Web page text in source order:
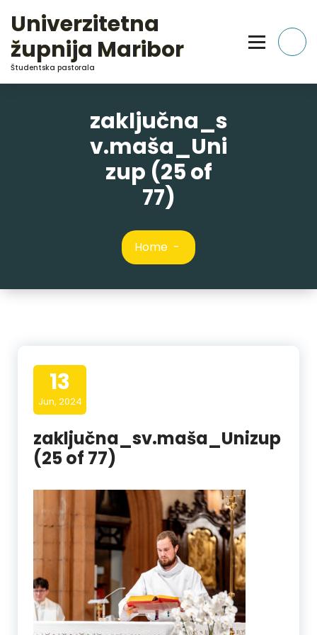
Content
Univerzitetna
župnija Maribor
Študentska pastorala
zaključna_s
v.maša_Uni
zup (25 of
77)
Home -
13
Jun, 2024
zaključna_sv.maša_Unizup
(25 of 77)